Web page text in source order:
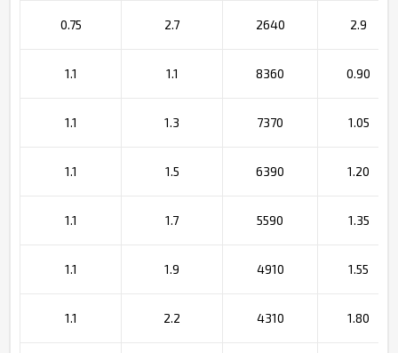
0.75 2.7 2640 2.9
1.1 1.1 8360 0.90
1.1 1.3 7370 1.05
1.1 1.5 6390 1.20
1.1 1.7 5590 1.35
1.1 1.9 4910 1.55
1.1 2.2 4310 1.80